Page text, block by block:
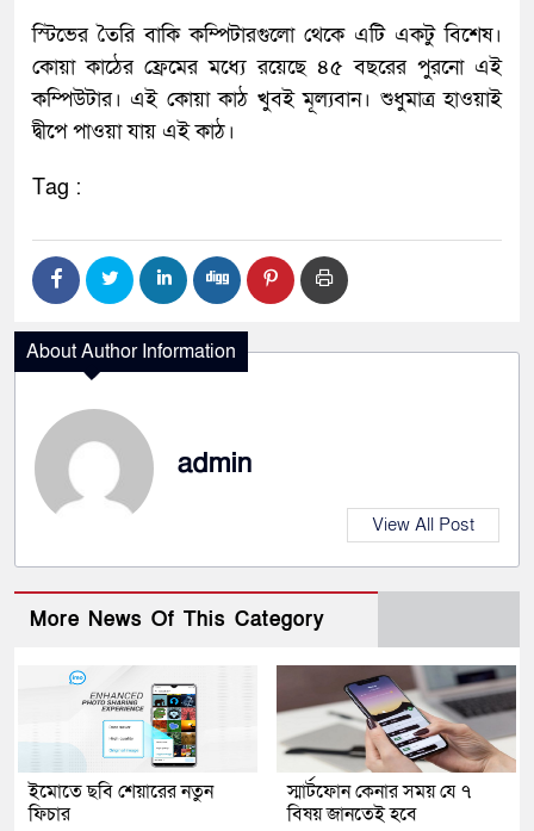
স্টিভের তৈরি বাকি কম্পিটারগুলো থেকে এটি একটু বিশেষ।
কোয়া কাঠের ফ্রেমের মধ্যে রয়েছে ৪৫ বছরের পুরনো এই
কম্পিউটার। এই কোয়া কাঠ খুবই মূল্যবান। শুধুমাত্র হাওয়াই
দ্বীপে পাওয়া যায় এই কাঠ।
Tag :
About Author Information
admin
View All Post
More News Of This Category
ইমোতে ছবি শেয়ারের নতুন
ফিচার
স্মার্টফোন কেনার সময় যে ৭
বিষয় জানতেই হবে